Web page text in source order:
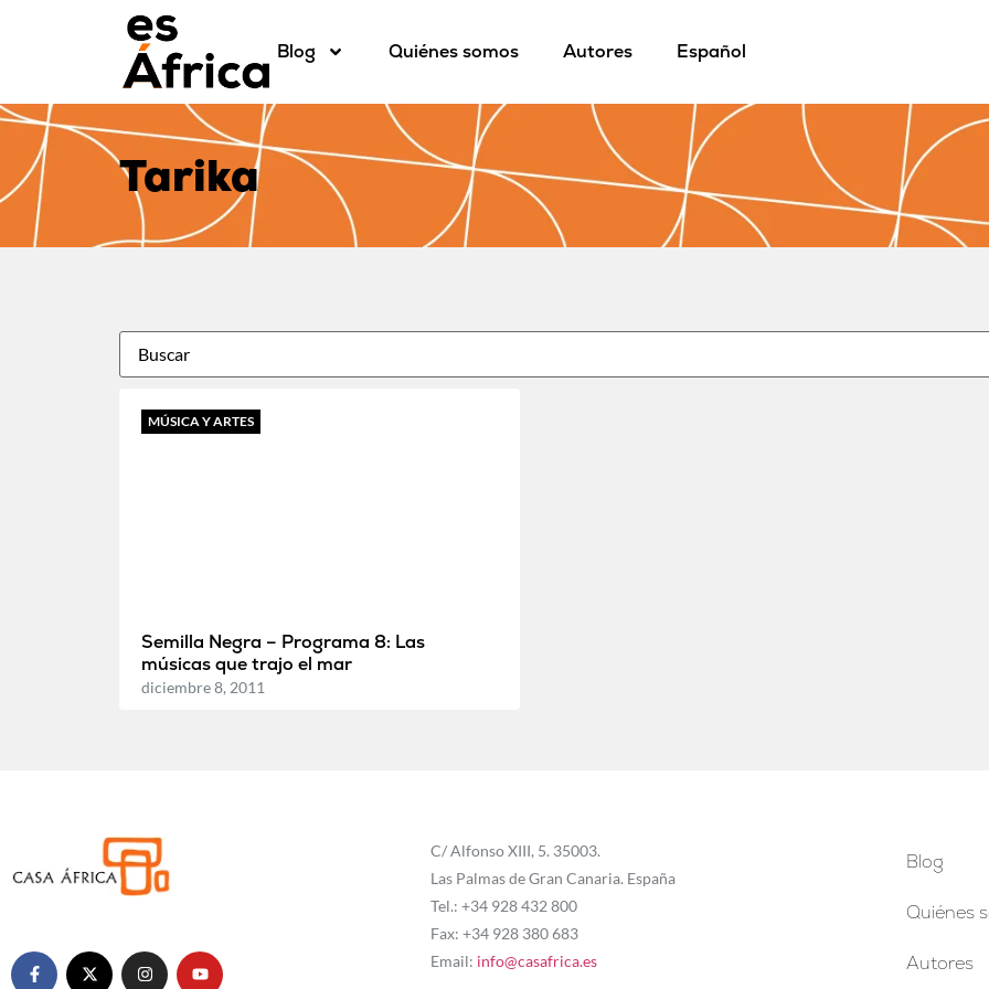
Blog Quiénes somos Autores Español
Tarika
MÚSICA Y ARTES
Semilla Negra – Programa 8: Las
músicas que trajo el mar
diciembre 8, 2011
C/ Alfonso XIII, 5. 35003.
Las Palmas de Gran Canaria. España
Tel.: +34 928 432 800
Fax: +34 928 380 683
Email: info@casafrica.es
Blog
Quiénes
Autores